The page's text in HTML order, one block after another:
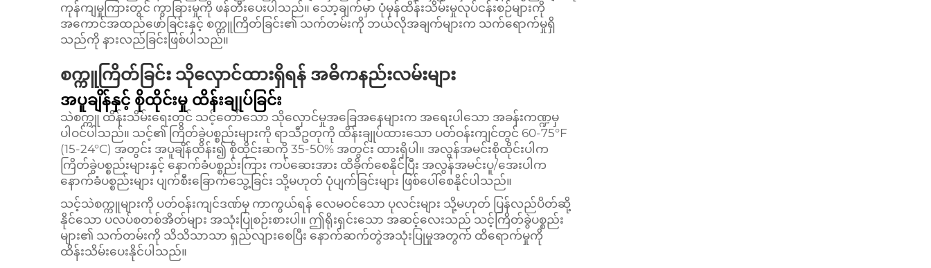
ကုန်ကျမှုကြားတွင် ကွာခြားမှုကို ဖန်တီးပေးပါသည်။ သော့ချက်မှာ ပုံမှန်ထိန်းသိမ်းမှုလုပ်ငန်းစဉ်များကို
အကောင်အထည်ဖော်ခြင်းနှင့် စက္ကူကြိတ်ခြင်း၏ သက်တမ်းကို ဘယ်လိုအချက်များက သက်ရောက်မှုရှိ
သည်ကို နားလည်ခြင်းဖြစ်ပါသည်။
စက္ကူကြိတ်ခြင်း သိုလှောင်ထားရှိရန် အဓိကနည်းလမ်းများ
အပူချိန်နှင့် စိုထိုင်းမှု ထိန်းချုပ်ခြင်း
သဲစက္ကူ ထိန်းသိမ်းရေးတွင် သင့်တော်သော သိုလှောင်မှုအခြေအနေများက အရေးပါသော အခန်းကဏ္ဍမှ
ပါဝင်ပါသည်။ သင့်၏ ကြိတ်ခွဲပစ္စည်းများကို ရာသီဥတုကို ထိန်းချုပ်ထားသော ပတ်ဝန်းကျင်တွင် 60-75°F
(15-24°C) အတွင်း အပူချိန်ထိန်း၍ စိုထိုင်းဆကို 35-50% အတွင်း ထားရှိပါ။ အလွန်အမင်းစိုထိုင်းပါက
ကြိတ်ခွဲပစ္စည်းများနှင့် နောက်ခံပစ္စည်းကြား ကပ်ဆေးအား ထိခိုက်စေနိုင်ပြီး အလွန်အမင်းပူ/အေးပါက
နောက်ခံပစ္စည်းများ ပျက်စီးခြောက်သွေ့ခြင်း သို့မဟုတ် ပုံပျက်ခြင်းများ ဖြစ်ပေါ်စေနိုင်ပါသည်။
သင့်သဲစက္ကူများကို ပတ်ဝန်းကျင်ဒဏ်မှ ကာကွယ်ရန် လေမဝင်သော ပုလင်းများ သို့မဟုတ် ပြန်လည်ပိတ်ဆို့
နိုင်သော ပလပ်စတစ်အိတ်များ အသုံးပြုစဉ်းစားပါ။ ဤရိုးရှင်းသော အဆင့်လေးသည် သင့်ကြိတ်ခွဲပစ္စည်း
များ၏ သက်တမ်းကို သိသိသာသာ ရှည်လျားစေပြီး နောက်ဆက်တွဲအသုံးပြုမှုအတွက် ထိရောက်မှုကို
ထိန်းသိမ်းပေးနိုင်ပါသည်။